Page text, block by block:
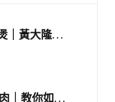
台北少見廣式雞煲｜黃大隆濃郁煲湯：經典提燈與溫體雞肉，熬夜修仙不如來喝湯！
桃園燒肉 純水燒肉｜教你如何優惠吃日本A5和牛各種部位，私房菜誠意吃好吃滿